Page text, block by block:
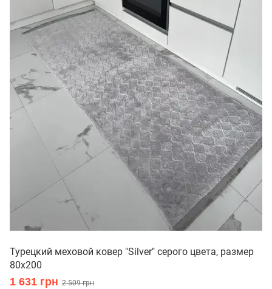
Турецкий меховой ковер "Silver" серого цвета, размер
80х200
1 631 грн 2 509 грн